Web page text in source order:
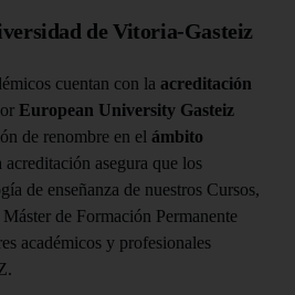
de Vitoria-Gasteiz
cuentan con la acreditación
European University Gasteiz
de renombre en el ámbito
acreditación asegura que los
de enseñanza de nuestros Cursos,
de Formación Permanente
académicos y profesionales